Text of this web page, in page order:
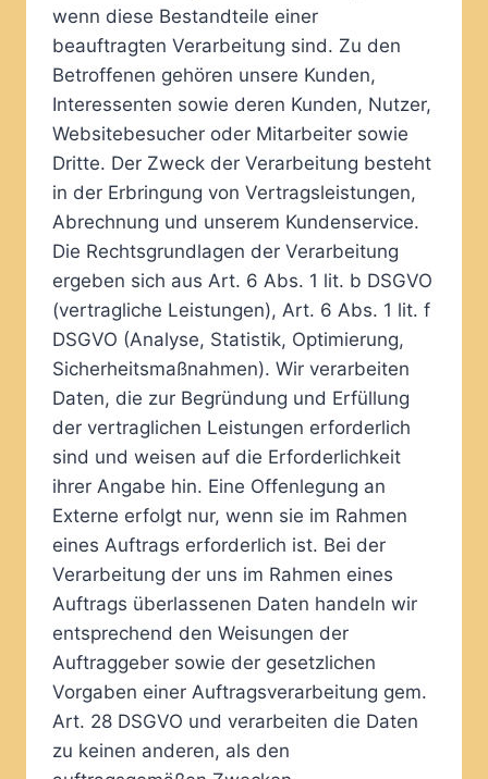
wenn diese Bestandteile einer
beauftragten Verarbeitung sind. Zu den
Betroffenen gehören unsere Kunden,
Interessenten sowie deren Kunden, Nutzer,
Websitebesucher oder Mitarbeiter sowie
Dritte. Der Zweck der Verarbeitung besteht
in der Erbringung von Vertragsleistungen,
Abrechnung und unserem Kundenservice.
Die Rechtsgrundlagen der Verarbeitung
ergeben sich aus Art. 6 Abs. 1 lit. b DSGVO
(vertragliche Leistungen), Art. 6 Abs. 1 lit. f
DSGVO (Analyse, Statistik, Optimierung,
Sicherheitsmaßnahmen). Wir verarbeiten
Daten, die zur Begründung und Erfüllung
der vertraglichen Leistungen erforderlich
sind und weisen auf die Erforderlichkeit
ihrer Angabe hin. Eine Offenlegung an
Externe erfolgt nur, wenn sie im Rahmen
eines Auftrags erforderlich ist. Bei der
Verarbeitung der uns im Rahmen eines
Auftrags überlassenen Daten handeln wir
entsprechend den Weisungen der
Auftraggeber sowie der gesetzlichen
Vorgaben einer Auftragsverarbeitung gem.
Art. 28 DSGVO und verarbeiten die Daten
zu keinen anderen, als den